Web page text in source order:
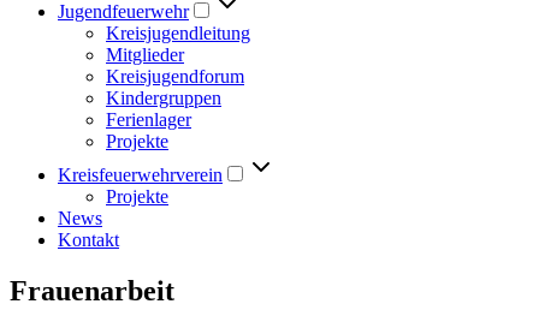
Jugendfeuerwehr
Kreisjugendleitung
Mitglieder
Kreisjugendforum
Kindergruppen
Ferienlager
Projekte
Kreisfeuerwehrverein
Projekte
News
Kontakt
Frauenarbeit